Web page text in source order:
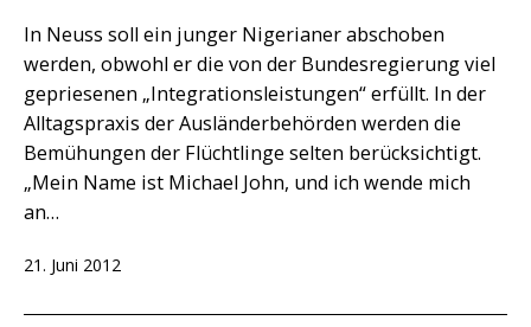
In Neuss soll ein junger Nigerianer abschoben
werden, obwohl er die von der Bundesregierung viel
gepriesenen „Integrationsleistungen“ erfüllt. In der
Alltagspraxis der Ausländerbehörden werden die
Bemühungen der Flüchtlinge selten berücksichtigt.
„Mein Name ist Michael John, und ich wende mich
an…
Veröffentlicht
21. Juni 2012